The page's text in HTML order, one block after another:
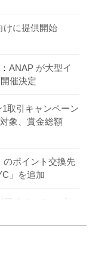
けに提供開始
ANAP が大型イ
催決定
取引キャンペーン
象、賞金総額
のポイント交換先
」を追加
円建てステーブル